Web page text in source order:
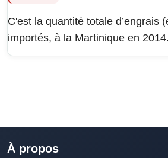
C'est la quantité totale d’engrais
importés, à la Martinique en 2014.
À propos